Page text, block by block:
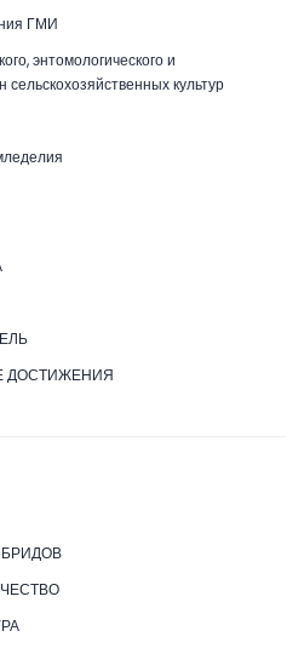
ГМИ
энтомологического и
сельскохозяйственных культур
ДОСТИЖЕНИЯ